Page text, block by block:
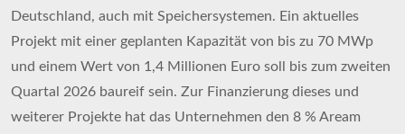
Deutschland, auch mit Speichersystemen. Ein aktuelles
Projekt mit einer geplanten Kapazität von bis zu 70 MWp
und einem Wert von 1,4 Millionen Euro soll bis zum zweiten
Quartal 2026 baureif sein. Zur Finanzierung dieses und
weiterer Projekte hat das Unternehmen den 8 % Aream